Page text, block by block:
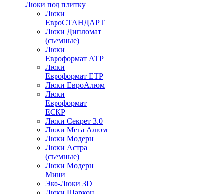
Люки под плитку
Люки
ЕвроСТАНДАРТ
Люки Дипломат
(съемные)
Люки
Евроформат АТР
Люки
Евроформат ЕТР
Люки ЕвроАлюм
Люки
Евроформат
ЕСКР
Люки Секрет 3.0
Люки Мега Алюм
Люки Модерн
Люки Астра
(съемные)
Люки Модерн
Мини
Эко-Люки 3D
Люки Шаркон